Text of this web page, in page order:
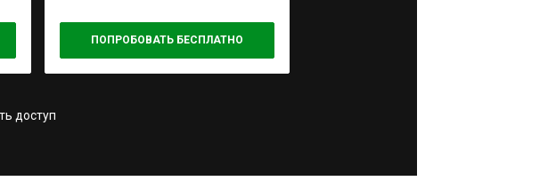
ПОПРОБОВАТЬ БЕСПЛАТНО
доступ